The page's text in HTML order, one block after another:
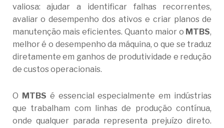
valiosa: ajudar a identificar falhas recorrentes,
avaliar o desempenho dos ativos e criar planos de
manutenção mais eficientes. Quanto maior o MTBS,
melhor é o desempenho da máquina, o que se traduz
diretamente em ganhos de produtividade e redução
de custos operacionais.
O MTBS é essencial especialmente em indústrias
que trabalham com linhas de produção contínua,
onde qualquer parada representa prejuízo direto.